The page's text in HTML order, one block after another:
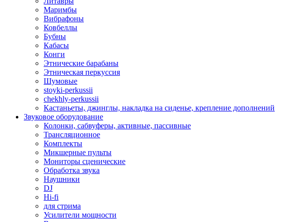
Маримбы
Вибрафоны
Ковбеллы
Бубны
Кабасы
Конги
Этнические барабаны
Этническая перкуссия
Шумовые
stoyki-perkussii
chekhly-perkussii
Кастаньеты, джинглы, накладка на сиденье, крепление дополнений
Звуковое оборудование
Колонки, сабвуферы, активные, пассивные
Трансляционное
Комплекты
Микшерные пульты
Мониторы сценические
Обработка звука
Наушники
DJ
Hi-fi
для стрима
Усилители мощности